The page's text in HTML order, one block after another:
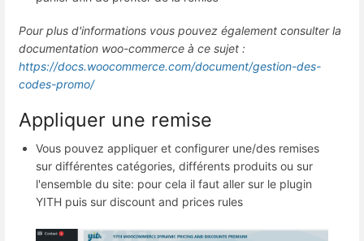
Pour plus d'informations vous pouvez également consulter la
documentation woo-commerce à ce sujet :
https://docs.woocommerce.com/document/gestion-des-
codes-promo/
Appliquer une remise
Vous pouvez appliquer et configurer une/des remises
sur différentes catégories, différents produits ou sur
l'ensemble du site: pour cela il faut aller sur le plugin
YITH puis sur discount and prices rules